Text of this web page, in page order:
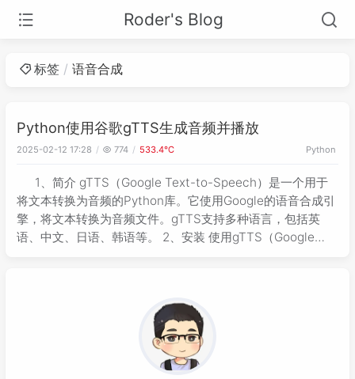
Roder's Blog
标签 语音合成
Python使用谷歌gTTS生成音频并播放
2025-02-12 17:28 774 533.4℃ Python
1、简介 gTTS（Google Text-to-Speech）是一个用于
将文本转换为音频的Python库。它使用Google的语音合成引
擎，将文本转换为音频文件。gTTS支持多种语言，包括英
语、中文、日语、韩语等。 2、安装 使用gTTS（Google